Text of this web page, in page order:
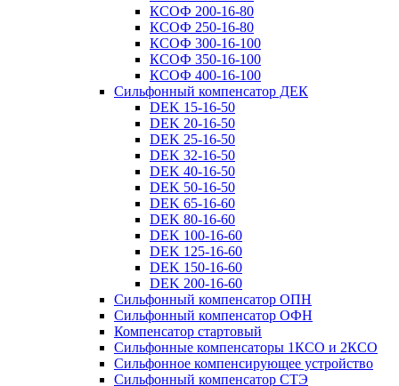
КСОФ 200-16-80
КСОФ 250-16-80
КСОФ 300-16-100
КСОФ 350-16-100
КСОФ 400-16-100
Сильфонный компенсатор ДЕК
DEK 15-16-50
DEK 20-16-50
DEK 25-16-50
DEK 32-16-50
DEK 40-16-50
DEK 50-16-50
DEK 65-16-60
DEK 80-16-60
DEK 100-16-60
DEK 125-16-60
DEK 150-16-60
DEK 200-16-60
Сильфонный компенсатор ОПН
Сильфонный компенсатор ОФН
Компенсатор стартовый
Сильфонные компенсаторы 1КСО и 2КСО
Сильфонное компенсирующее устройство
Сильфонный компенсатор СТЭ